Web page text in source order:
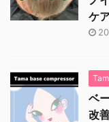
ケ
ベ
改